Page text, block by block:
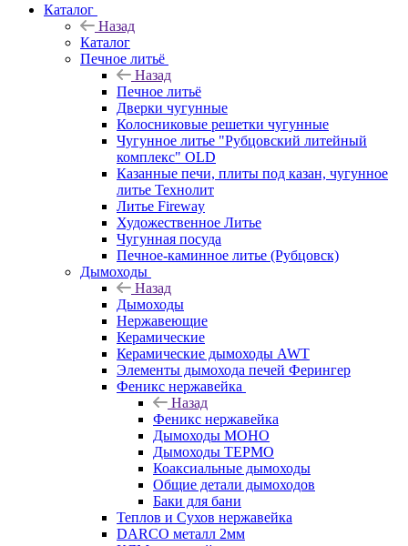
Каталог
Назад
Каталог
Печное литьё
Назад
Печное литьё
Дверки чугунные
Колосниковые решетки чугунные
Чугунное литье "Рубцовский литейный
комплекс" OLD
Казанные печи, плиты под казан, чугунное
литье Технолит
Литье Fireway
Художественное Литье
Чугунная посуда
Печное-каминное литье (Рубцовск)
Дымоходы
Назад
Дымоходы
Нержавеющие
Керамические
Керамические дымоходы AWT
Элементы дымохода печей Ферингер
Феникс нержавейка
Назад
Феникс нержавейка
Дымоходы МОНО
Дымоходы ТЕРМО
Коаксиальные дымоходы
Общие детали дымоходов
Баки для бани
Теплов и Сухов нержавейка
DARCO металл 2мм